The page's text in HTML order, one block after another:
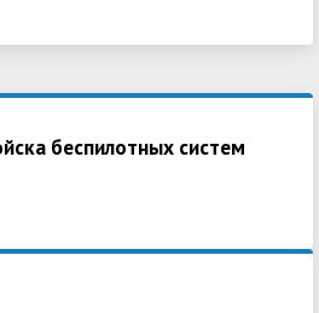
беспилотных систем